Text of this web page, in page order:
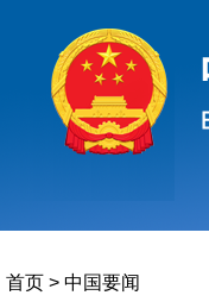
首页 > 中国要闻